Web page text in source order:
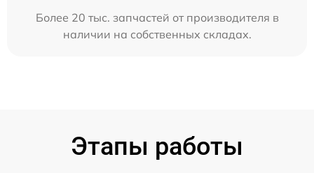
Более 20 тыс. запчастей от производителя в
наличии на собственных складах.
Этапы работы